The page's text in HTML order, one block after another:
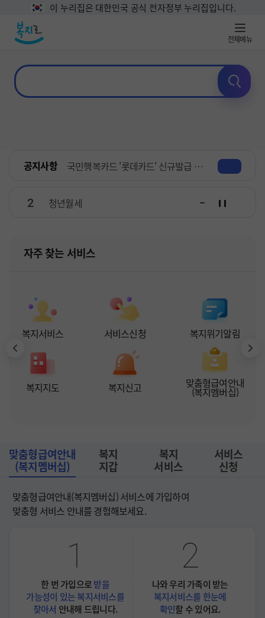
이 누리집은 대한민국 공식 전자정부 누리집입니다.
전체메뉴
공지사항 국민행복카드 '롯데카드' 신규발급 일시중단 안내
2 청년월세
자주 찾는 서비스
복지서비스 서비스신청 복지위기알림
복지지도 복지신고 맞춤형급여안내
(복지멤버십)
맞춤형급여안내
(복지멤버십)
복지
지갑
복지
서비스
서비스
신청
맞춤형급여안내(복지멤버십) 서비스에 가입하여
맞춤형 서비스 안내를 경험해보세요.
1
한 번 가입으로 받을
가능성이 있는 복지서비스를
찾아서 안내해 드립니다.
2
나와 우리 가족이 받는
복지서비스를 한눈에
확인할 수 있어요.